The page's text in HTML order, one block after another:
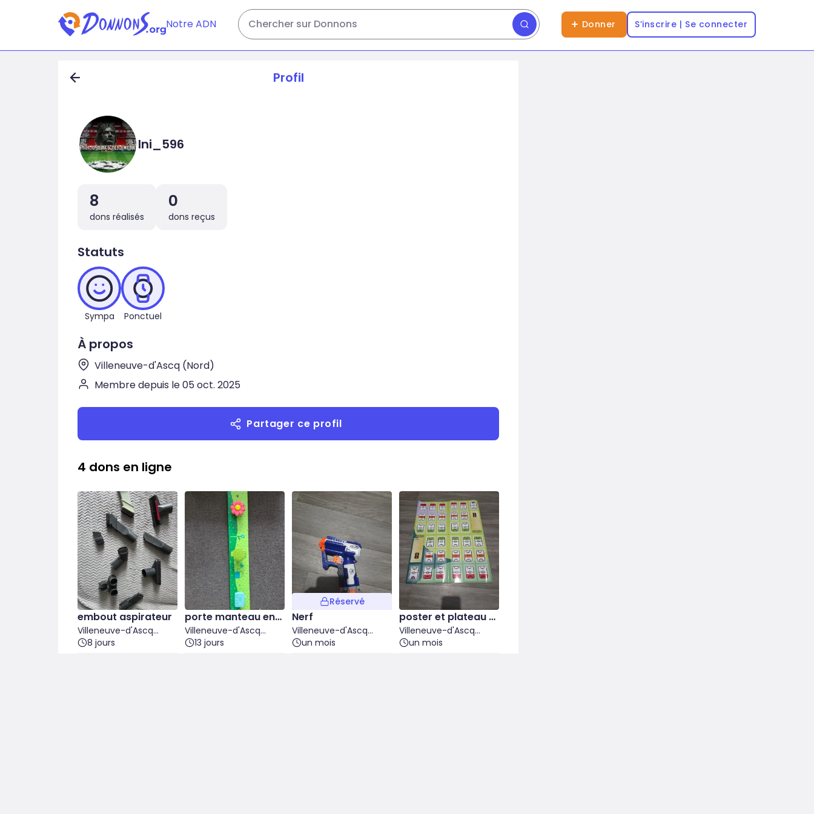
Notre ADN Chercher sur Donnons Donner S’inscrire | Se connecter
Profil
lni_596
8
dons réalisés
0
dons reçus
Statuts
Sympa Ponctuel
À propos
Villeneuve-d'Ascq (Nord)
Membre depuis le 05 oct. 2025
Partager ce profil
4 dons en ligne
embout aspirateur
Villeneuve-d'Ascq
(Nord)
8 jours
porte manteau enf
ant
Villeneuve-d'Ascq
(Nord)
13 jours
Réservé
Nerf
Villeneuve-d'Ascq
(Nord)
un mois
poster et plateau d
e jeux
Villeneuve-d'Ascq
(Nord)
un mois